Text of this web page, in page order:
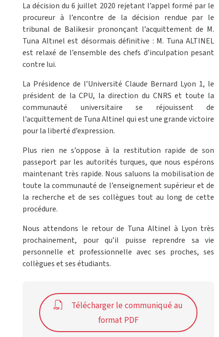
La décision du 6 juillet 2020 rejetant l’appel formé par le
procureur à l’encontre de la décision rendue par le
tribunal de Balikesir prononçant l’acquittement de M.
Tuna Altınel est désormais définitive : M. Tuna ALTINEL
est relaxé de l’ensemble des chefs d’inculpation pesant
contre lui.
La Présidence de l’Université Claude Bernard Lyon 1, le
président de la CPU, la direction du CNRS et toute la
communauté universitaire se réjouissent de
l’acquittement de Tuna Altinel qui est une grande victoire
pour la liberté d’expression.
Plus rien ne s’oppose à la restitution rapide de son
passeport par les autorités turques, que nous espérons
maintenant très rapide. Nous saluons la mobilisation de
toute la communauté de l’enseignement supérieur et de
la recherche et de ses collègues tout au long de cette
procédure.
Nous attendons le retour de Tuna Altinel à Lyon très
prochainement, pour qu’il puisse reprendre sa vie
personnelle et professionnelle avec ses proches, ses
collègues et ses étudiants.
Télécharger le communiqué au
format PDF